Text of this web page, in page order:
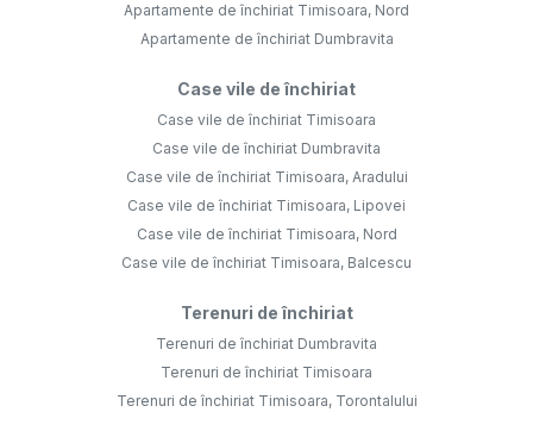
Apartamente de închiriat Timisoara, Nord
Apartamente de închiriat Dumbravita
Case vile de închiriat
Case vile de închiriat Timisoara
Case vile de închiriat Dumbravita
Case vile de închiriat Timisoara, Aradului
Case vile de închiriat Timisoara, Lipovei
Case vile de închiriat Timisoara, Nord
Case vile de închiriat Timisoara, Balcescu
Terenuri de închiriat
Terenuri de închiriat Dumbravita
Terenuri de închiriat Timisoara
Terenuri de închiriat Timisoara, Torontalului